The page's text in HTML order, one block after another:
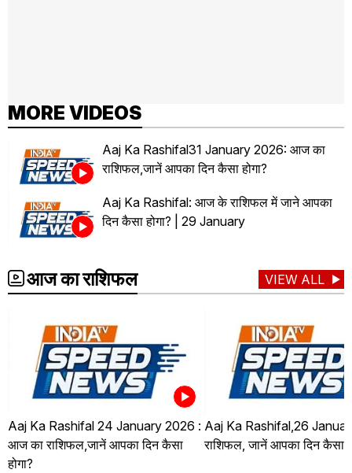
MORE VIDEOS
Aaj Ka Rashifal31 January 2026: आज का
राशिफल,जानें आपका दिन कैसा होगा?
Aaj Ka Rashifal: आज के राशिफल में जाने आपका
दिन कैसा होगा? | 29 January
आज का राशिफल VIEW ALL
Aaj Ka Rashifal 24 January 2026 :
आज का राशिफल,जानें आपका दिन कैसा
होगा?
Aaj Ka Rashifal,26
राशिफल, जानें आपका दिन कैसा